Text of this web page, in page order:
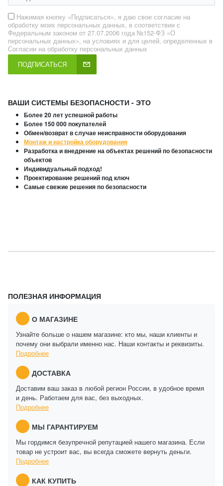
Нажимая кнопку «Подписаться», я даю свое согласие на
обработку моих персональных данных, в соответствии с
Федеральным законом от 27.07.2006 года №152-ФЗ «О
персональных данных», на условиях и для целей, определенных в
Согласии на обработку персональных данных
ПОДПИСАТЬСЯ
ВАШИ СИСТЕМЫ БЕЗОПАСНОСТИ - ЭТО
Более 20 лет успешной работы
Более 150 000 покупателей
Обмен/возврат в случае неисправности оборудования
Монтаж и настройка оборудования
Разработка и внедрение на объектах решений по безопасности
объектов
Индивидуальный подход!
Проектирование решений под ключ
Самые свежие решения по безопасности
ПОЛЕЗНАЯ ИНФОРМАЦИЯ
О МАГАЗИНЕ
Узнайте больше о нашем магазине: кто мы, наши клиенты и
почему они выбрали именно нас. Наши контакты и реквизиты.
Подробнее
ДОСТАВКА
Доставим ваш заказ в любой регион России, в удобное время
и день. Работаем для вас, без выходных.
Подробнее
МЫ ГАРАНТИРУЕМ
Мы гордимся безупречной репутацией нашего магазина. Если
товар не устроит вас, вы всегда сможете вернуть деньги.
Подробнее
КАК КУПИТЬ